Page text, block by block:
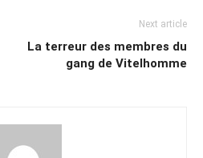
Next article
La terreur des membres du
gang de Vitelhomme